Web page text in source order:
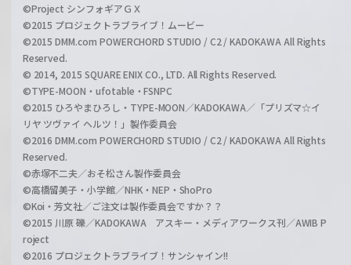
©Project シンフォギアＧＸ
©2015 プロジェクトラブライブ！ムービー
©2015 DMM.com POWERCHORD STUDIO / C2 / KADOKAWA All Rights
Reserved.
© 2014, 2015 SQUARE ENIX CO., LTD. All Rights Reserved.
©TYPE-MOON・ufotable・FSNPC
©2015 ひろやまひろし・TYPE-MOON／KADOKAWA／「プリズマ☆イ
リヤ ツヴァイ ヘルツ！」製作委員会
©2016 DMM.com POWERCHORD STUDIO / C2 / KADOKAWA All Rights
Reserved.
©赤塚不二夫／おそ松さん製作委員会
©高橋留美子・小学館／NHK・NEP・ShoPro
©Koi・芳文社／ご注文は製作委員会ですか？？
©2015 川原 礫／KADOKAWA アスキー・メディアワークス刊／AWIB P
roject
©2016 プロジェクトラブライブ！サンシャイン!!